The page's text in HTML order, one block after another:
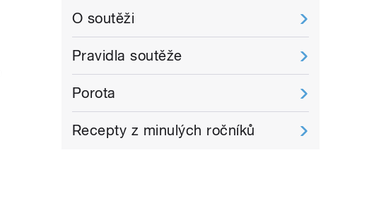
O soutěži
Pravidla soutěže
Porota
Recepty z minulých ročníků